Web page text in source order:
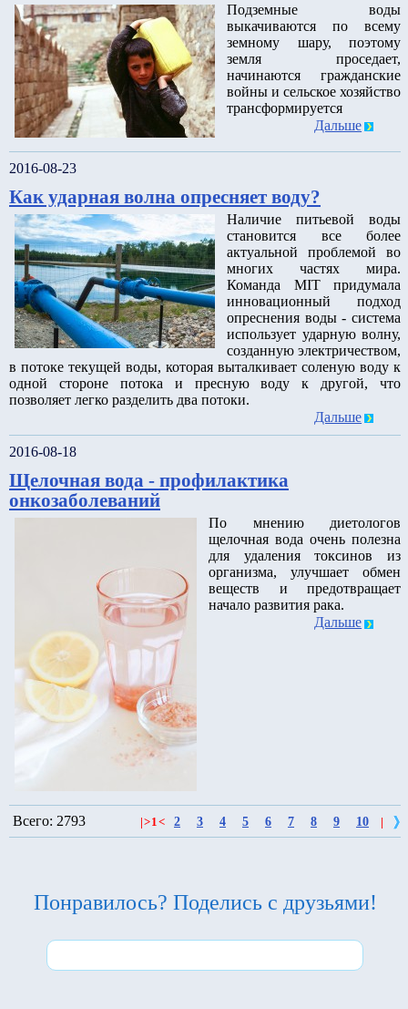
Подземные воды
выкачиваются по всему
земному шару, поэтому
земля проседает,
начинаются гражданские
войны и сельское хозяйство
трансформируется
Дальше
2016-08-23
Как ударная волна опресняет воду?
Наличие питьевой воды
становится все более
актуальной проблемой во
многих частях мира.
Команда MIT придумала
инновационный подход
опреснения воды - система
использует ударную волну,
созданную электричеством,
в потоке текущей воды, которая выталкивает соленую воду к
одной стороне потока и пресную воду к другой, что
позволяет легко разделить два потоки.
Дальше
2016-08-18
Щелочная вода - профилактика
онкозаболеваний
По мнению диетологов
щелочная вода очень полезна
для удаления токсинов из
организма, улучшает обмен
веществ и предотвращает
начало развития рака.
Дальше
Всего: 2793 >1< 2 3 4 5 6 7 8 9 10
Понравилось? Поделись с друзьями!